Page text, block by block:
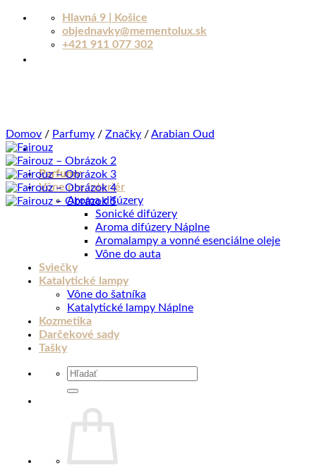
Skip
Hlavná 9 | Košice
objednavky@mementolux.sk
+421 911 077 302
Parfumy
Vône pre interiér
Aroma difúzery
Sonické difúzery
Aroma difúzery Náplne
Aromalampy a vonné esenciálne oleje
Vône do auta
Sviečky
Katalytické lampy
Vône do šatníka
Katalytické lampy Náplne
Kozmetika
Darčekové sady
Tašky
Hľadať:
Domov / Parfumy / Značky /Arabian Oud